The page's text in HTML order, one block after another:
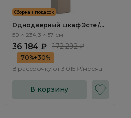
Сборка в подарок
Однодверный шкаф Эсте /
Este ST801.1
50 × 234,3 × 57 см
36 184 ₽ 172 292 ₽
70%+30%
В рассрочку от 3 015 ₽/месяц
В корзину